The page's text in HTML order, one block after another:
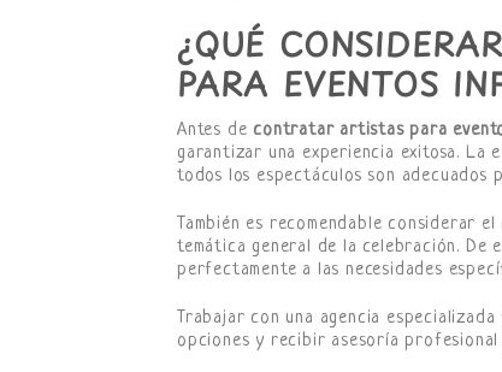
¿QUÉ
PARA EVENTOS
Antes de contratar artistas para
garantizar una experiencia exitosa. La
todos los espectáculos son
También es recomendable considerar
temática general de la celebración. De
perfectamente a las necesidades
Trabajar con una agencia
opciones y recibir asesoría